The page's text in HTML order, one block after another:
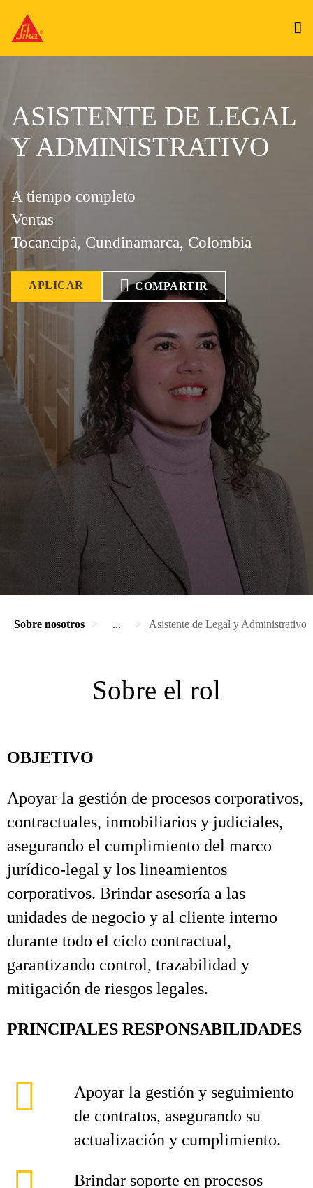
ASISTENTE DE LEGAL
Y ADMINISTRATIVO
A tiempo completo
Ventas
Tocancipá, Cundinamarca, Colombia
APLICAR COMPARTIR
Sobre nosotros ... Asistente de Legal y Administrativo
Sobre el rol
OBJETIVO
Apoyar la gestión de procesos corporativos,
contractuales, inmobiliarios y judiciales,
asegurando el cumplimiento del marco
jurídico‑legal y los lineamientos
corporativos. Brindar asesoría a las
unidades de negocio y al cliente interno
durante todo el ciclo contractual,
garantizando control, trazabilidad y
mitigación de riesgos legales.
PRINCIPALES RESPONSABILIDADES
Apoyar la gestión y seguimiento
de contratos, asegurando su
actualización y cumplimiento.
Brindar soporte en procesos